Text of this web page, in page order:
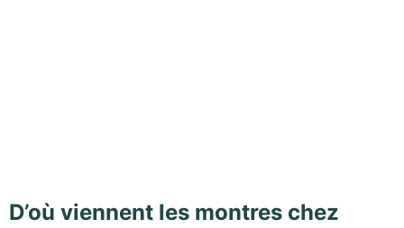
D’où viennent les montres chez